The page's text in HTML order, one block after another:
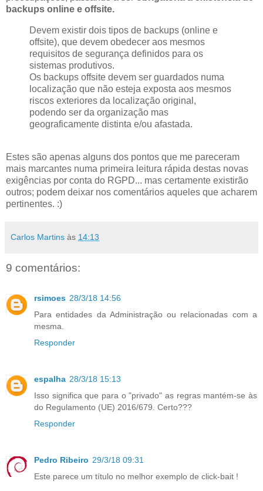
backups online e offsite.
Devem existir dois tipos de backups (online e
offsite), que devem obedecer aos mesmos
requisitos de segurança definidos para os
sistemas produtivos.
Os backups offsite devem ser guardados numa
localização que não esteja exposta aos mesmos
riscos exteriores da localização original,
podendo ser da organização mas
geograficamente distinta e/ou afastada.
Estes são apenas alguns dos pontos que me pareceram
mais marcantes numa primeira leitura rápida destas novas
exigências por conta do RGPD... mas certamente existirão
outros; podem deixar nos comentários aqueles que acharem
pertinentes. :)
Carlos Martins às 14:13
9 comentários:
rsimoes 28/3/18 14:56
Para entidades da Administração ou relacionadas com a
mesma.
Responder
espalha 28/3/18 15:13
Isso significa que para o "privado" as regras mantém-se às
do Regulamento (UE) 2016/679. Certo???
Responder
Pedro Ribeiro 29/3/18 09:31
Este parece um título no melhor exemplo de click-bait !